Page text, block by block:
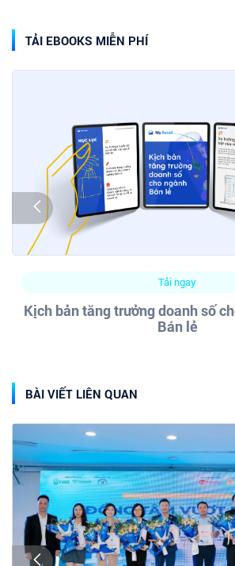
TẢI EBOOKS MIỄN PHÍ
Tải ngay
Kịch bản tăng trưởng doanh số
Bán lẻ
BÀI VIẾT LIÊN QUAN